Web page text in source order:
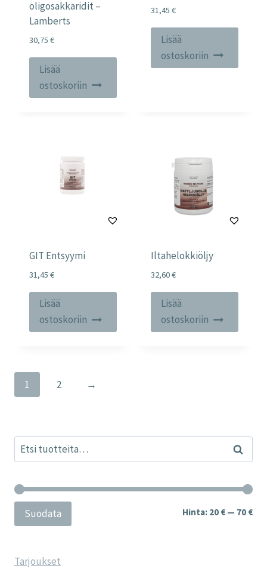
oligosakkaridit –
Lamberts
30,75 €
Lisää
ostoskoriin
31,45 €
Lisää
ostoskoriin
GIT Entsyymi
31,45 €
Lisää
ostoskoriin
Iltahelokkiöljy
32,60€
Lisää
ostoskoriin
1 2 →
Etsi: Haku
Suodata Hinta: 20 € — 70 €
Tarjoukset